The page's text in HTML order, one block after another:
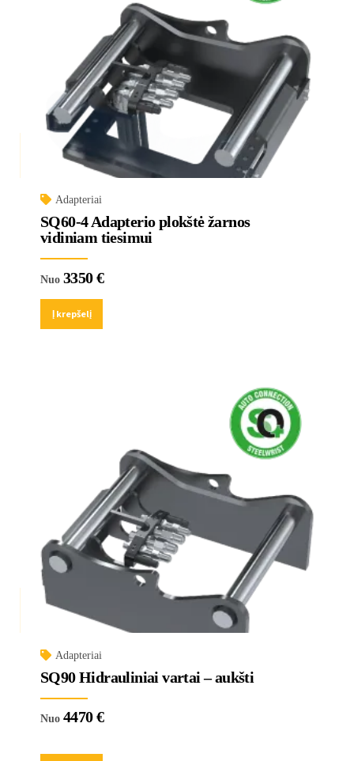
Adapteriai
SQ60-4 Adapterio plokštė žarnos
vidiniam tiesimui
Nuo 3350€
Į krepšelį
Adapteriai
SQ90 Hidrauliniai vartai – aukšti
Nuo 4470€